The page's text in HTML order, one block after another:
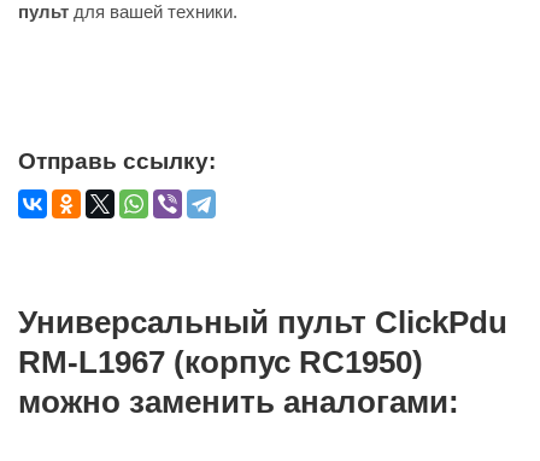
пульт для вашей техники.
Отправь ссылку:
Универсальный пульт ClickPdu
RM-L1967 (корпус RC1950)
можно заменить аналогами: